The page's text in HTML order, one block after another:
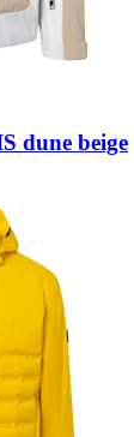
dune beige